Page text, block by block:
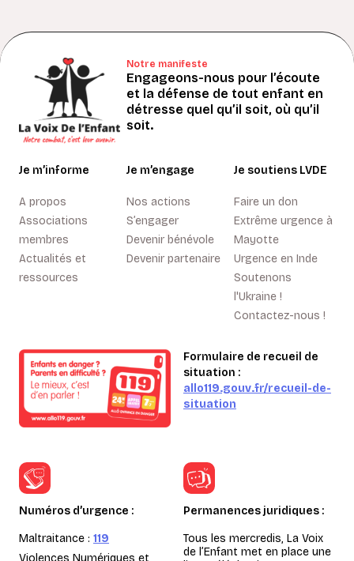
Notre manifeste
Engageons-nous pour l’écoute
et la défense de tout enfant en
détresse quel qu’il soit, où qu’il
soit.
Je m’informe
A propos
Associations
membres
Actualités et
ressources
Je m’engage
Nos actions
S’engager
Devenir bénévole
Devenir partenaire
Je soutiens LVDE
Faire un don
Extrême urgence à
Mayotte
Urgence en Inde
Soutenons
l'Ukraine !
Contactez-nous !
Formulaire de recueil de
situation :
allo119.gouv.fr/recueil-de-
situation
Numéros d’urgence :
Maltraitance : 119
Permanences juridiques :
Tous les mercredis, La Voix
de l’Enfant met en place une